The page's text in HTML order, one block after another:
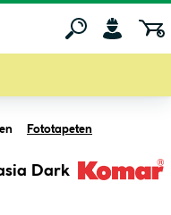
Fototapeten
Dark